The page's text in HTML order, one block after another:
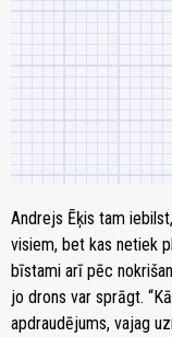
Andrejs Ēķis tam
visiem, bet kas netiek
bīstami arī pēc
jo drons var sprāgt.
apdraudējums, vajag